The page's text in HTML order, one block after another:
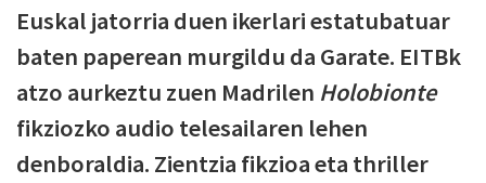
Euskal jatorria duen ikerlari estatubatuar
baten paperean murgildu da Garate. EITBk
atzo aurkeztu zuen Madrilen Holobionte
fikziozko audio telesailaren lehen
denboraldia. Zientzia fikzioa eta thriller